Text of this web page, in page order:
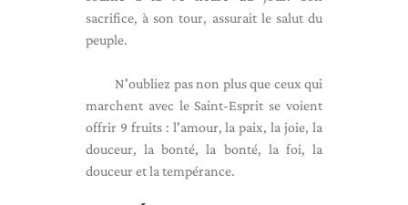
sacrifice, à son tour, assurait le salut du
peuple.
N'oubliez pas non plus que ceux qui
marchent avec le Saint-Esprit se voient
offrir 9 fruits : l'amour, la paix, la joie, la
douceur, la bonté, la bonté, la foi, la
douceur et la tempérance.